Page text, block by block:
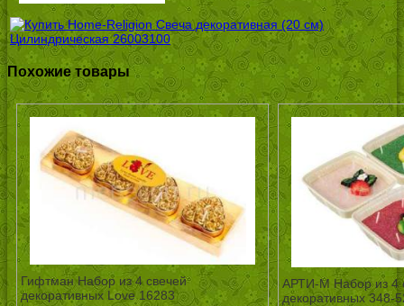
Похожие товары
Гифтман Набор из 4 свечей
декоративных Love 16283
АРТИ-М Набор из 4
декоративных 348-